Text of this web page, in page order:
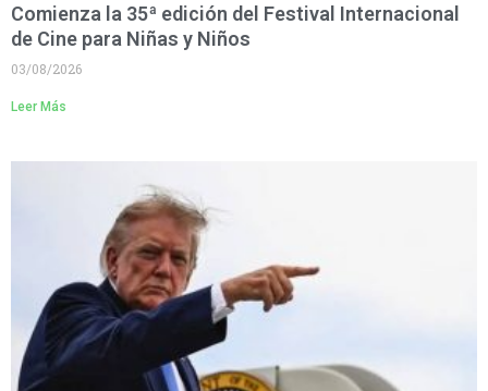
Comienza la 35ª edición del Festival Internacional
de Cine para Niñas y Niños
03/08/2026
Leer Más